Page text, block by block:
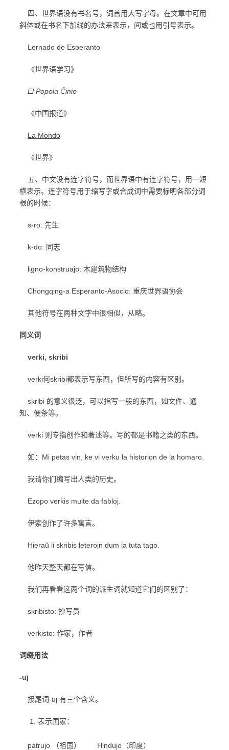
四、世界语没有书名号，词首用大写字母。在文章中可用
斜体或在书名下加线的办法来表示，间或也用引号表示。
Lernado de Esperanto
《世界语学习》
El Popola Ĉinio
《中国报道》
La Mondo
《世界》
五、中文没有连字符号，而世界语中有连字符号，用一短
横表示。连字符号用于缩写字或合成词中需要标明各部分词
根的时候：
s-ro: 先生
k-do: 同志
ligno-konstruaĵo: 木建筑物结构
Chongqing-a Esperanto-Asocio: 重庆世界语协会
其他符号在两种文字中很相似，从略。
同义词
verki, skribi
verki何skribi都表示写东西，但所写的内容有区别。
skribi 的意义很泛，可以指写一般的东西，如文件、通
知、便条等。
verki 则专指创作和著述等。写的都是书籍之类的东西。
如：Mi petas vin, ke vi verku la historion de la homaro.
我请你们编写出人类的历史。
Ezopo verkis multe da fabloj.
伊索创作了许多寓言。
Hieraŭ li skribis leterojn dum la tuta tago.
他昨天整天都在写信。
我们再看看这两个词的派生词就知道它们的区别了：
skribisto: 抄写员
verkisto: 作家，作者
词缀用法
-uj
接尾词-uj 有三个含义。
表示国家：
patrujo （祖国） Hindujo（印度）